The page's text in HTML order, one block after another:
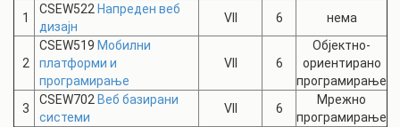
1
CSEW522 Напреден веб
дизајн
VII 6 нема
2
CSEW519 Мобилни
платформи и
програмирање
VII 6
Објектно-
ориентирано
програмирање
3
CSEW702 Веб базирани
системи
VII 6
Мрежно
програмирање